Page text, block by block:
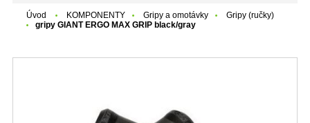
Úvod KOMPONENTY Gripy a omotávky
Gripy (ručky)
gripy GIANT ERGO MAX GRIP black/gray